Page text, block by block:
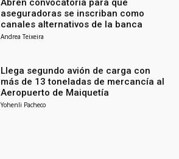
Abren convocatoria para que
aseguradoras se inscriban como
canales alternativos de la banca
Andrea Teixeira
Llega segundo avión de carga con
más de 13 toneladas de mercancía al
Aeropuerto de Maiquetía
Yohenli Pacheco